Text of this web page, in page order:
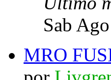
Sab
MRO